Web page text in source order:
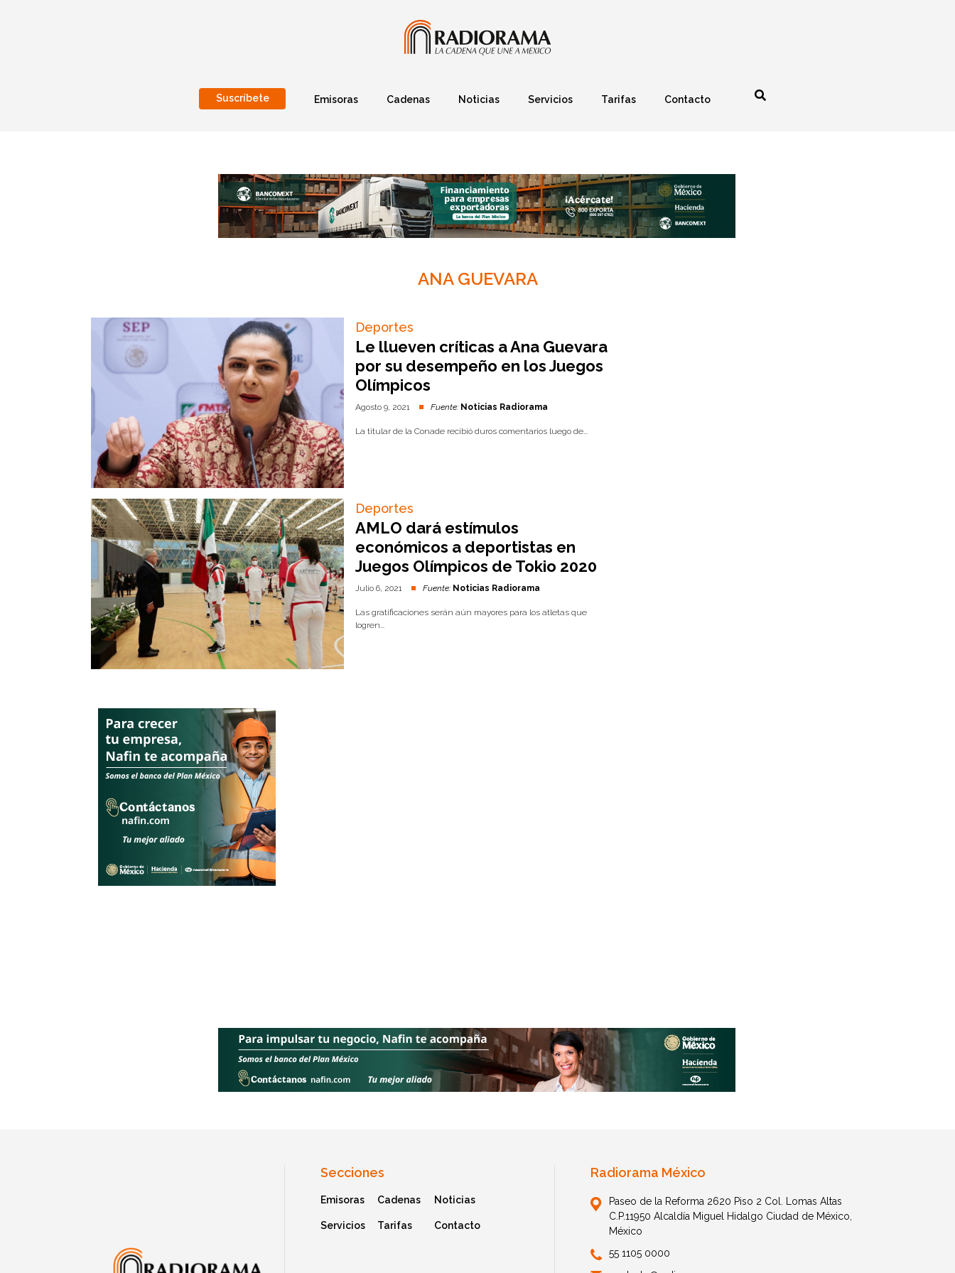
Suscríbete Emisoras Cadenas Noticias Servicios Tarifas Contacto
ANA GUEVARA
Deportes
Le llueven críticas a Ana Guevara
por su desempeño en los Juegos
Olímpicos
Agosto 9, 2021 Fuente: Noticias Radiorama
La titular de la Conade recibió duros comentarios luego de...
Deportes
AMLO dará estímulos
económicos a deportistas en
Juegos Olímpicos de Tokio 2020
Julio 6, 2021 Fuente: Noticias Radiorama
Las gratificaciones serán aún mayores para los atletas que
logren...
Secciones
Emisoras Cadenas Noticias
Servicios Tarifas Contacto
Radiorama México
Paseo de la Reforma 2620 Piso 2 Col. Lomas Altas
C.P.11950 Alcaldía Miguel Hidalgo Ciudad de México,
México
55 1105 0000